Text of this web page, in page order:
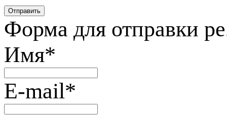
Форма для отправки
Имя*
E-mail*